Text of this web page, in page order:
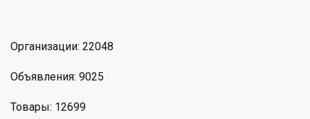
Организации: 22048
Объявления: 9025
Товары: 12699